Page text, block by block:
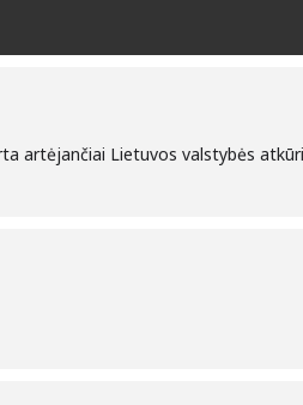
artėjančiai Lietuvos valstybės